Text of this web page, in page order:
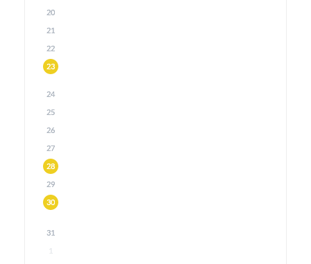
20
21
22
23
24
25
26
27
28
29
30
31
1